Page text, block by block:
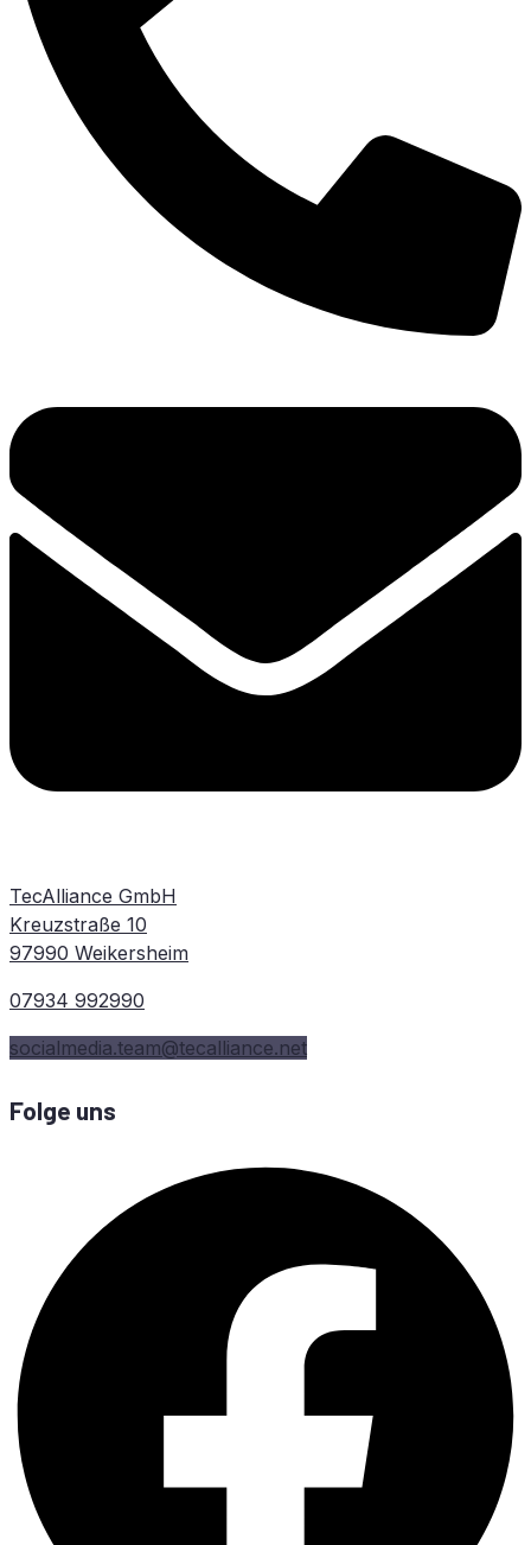
TecAlliance GmbH
Kreuzstraße 10
97990 Weikersheim
07934 992990
socialmedia.team@tecalliance.net
Folge uns